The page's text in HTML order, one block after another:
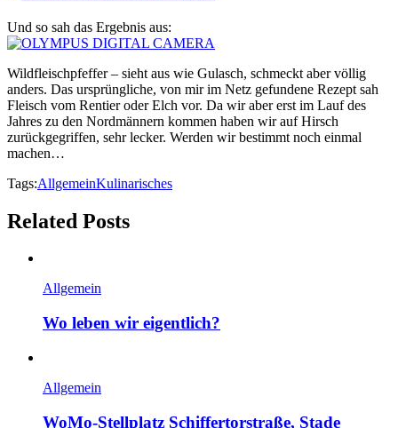
Und so sah das Ergebnis aus:
Wildfleischpfeffer – sieht aus wie Gulasch, schmeckt aber völlig
anders. Das ursprüngliche, von mir im Netz gefundene Rezept sah
Fleisch vom Rentier oder Elch vor. Da wir aber erst im Lauf des
Jahres zu den Nordmännern kommen haben wir auf Hirsch
zurückgegriffen, sehr lecker. Werden wir bestimmt noch einmal
machen…
Tags:AllgemeinKulinarisches
Related Posts
Allgemein
Wo leben wir eigentlich?
Allgemein
WoMo-Stellplatz Schiffertorstraße, Stade